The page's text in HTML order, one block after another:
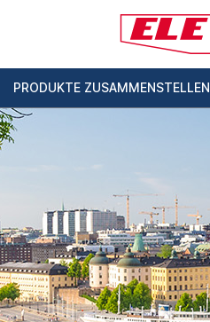
PRODUKTE ZUSAMMENSTELLEN